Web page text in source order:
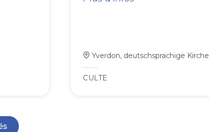
Yverdon, deutschsprachige Kirche
CULTE